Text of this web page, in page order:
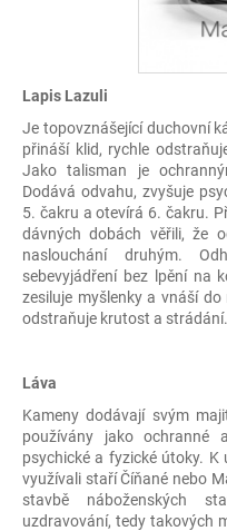
Lapis Lazuli
Je topovznášející duchovní
přináší klid, rychle
Jako talisman je
Dodává odvahu, zvyšuje
5. čakru a otevírá 6. čakru.
dávných dobách věřili, že
naslouchání druhým.
sebevyjádření bez lpění na
zesiluje myšlenky a vnáší
odstraňuje krutost a strádání.
Láva
Kameny dodávají svým
používány jako ochranné
psychické a fyzické útoky.
využívali staří Číňané nebo
stavbě náboženských
uzdravování, tedy takových